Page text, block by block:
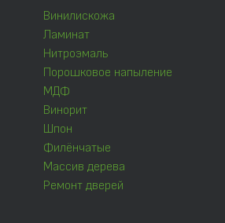
Винилискожа
Ламинат
Нитроэмаль
Порошковое напыление
МДФ
Винорит
Шпон
Филёнчатые
Массив дерева
Ремонт дверей